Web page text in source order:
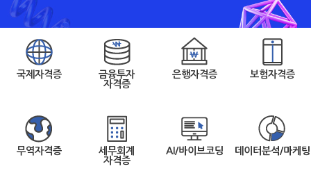
국제자격증
금융투자
자격증
은행자격증 보험자격증
무역자격증
세무회계
자격증
AI/바이브코딩 데이터분석/마케팅